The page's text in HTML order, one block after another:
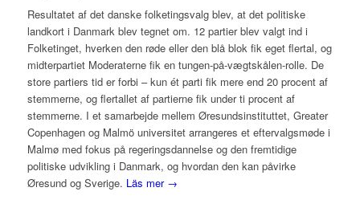
Resultatet af det danske folketingsvalg blev, at det politiske
landkort i Danmark blev tegnet om. 12 partier blev valgt ind i
Folketinget, hverken den røde eller den blå blok fik eget flertal, og
midterpartiet Moderaterne fik en tungen-på-vægtskålen-rolle. De
store partiers tid er forbi – kun ét parti fik mere end 20 procent af
stemmerne, og flertallet af partierne fik under ti procent af
stemmerne. I et samarbejde mellem Øresundsinstituttet, Greater
Copenhagen og Malmö universitet arrangeres et eftervalgsmøde i
Malmø med fokus på regeringsdannelse og den fremtidige
politiske udvikling i Danmark, og hvordan den kan påvirke
Øresund og Sverige. Läs mer →